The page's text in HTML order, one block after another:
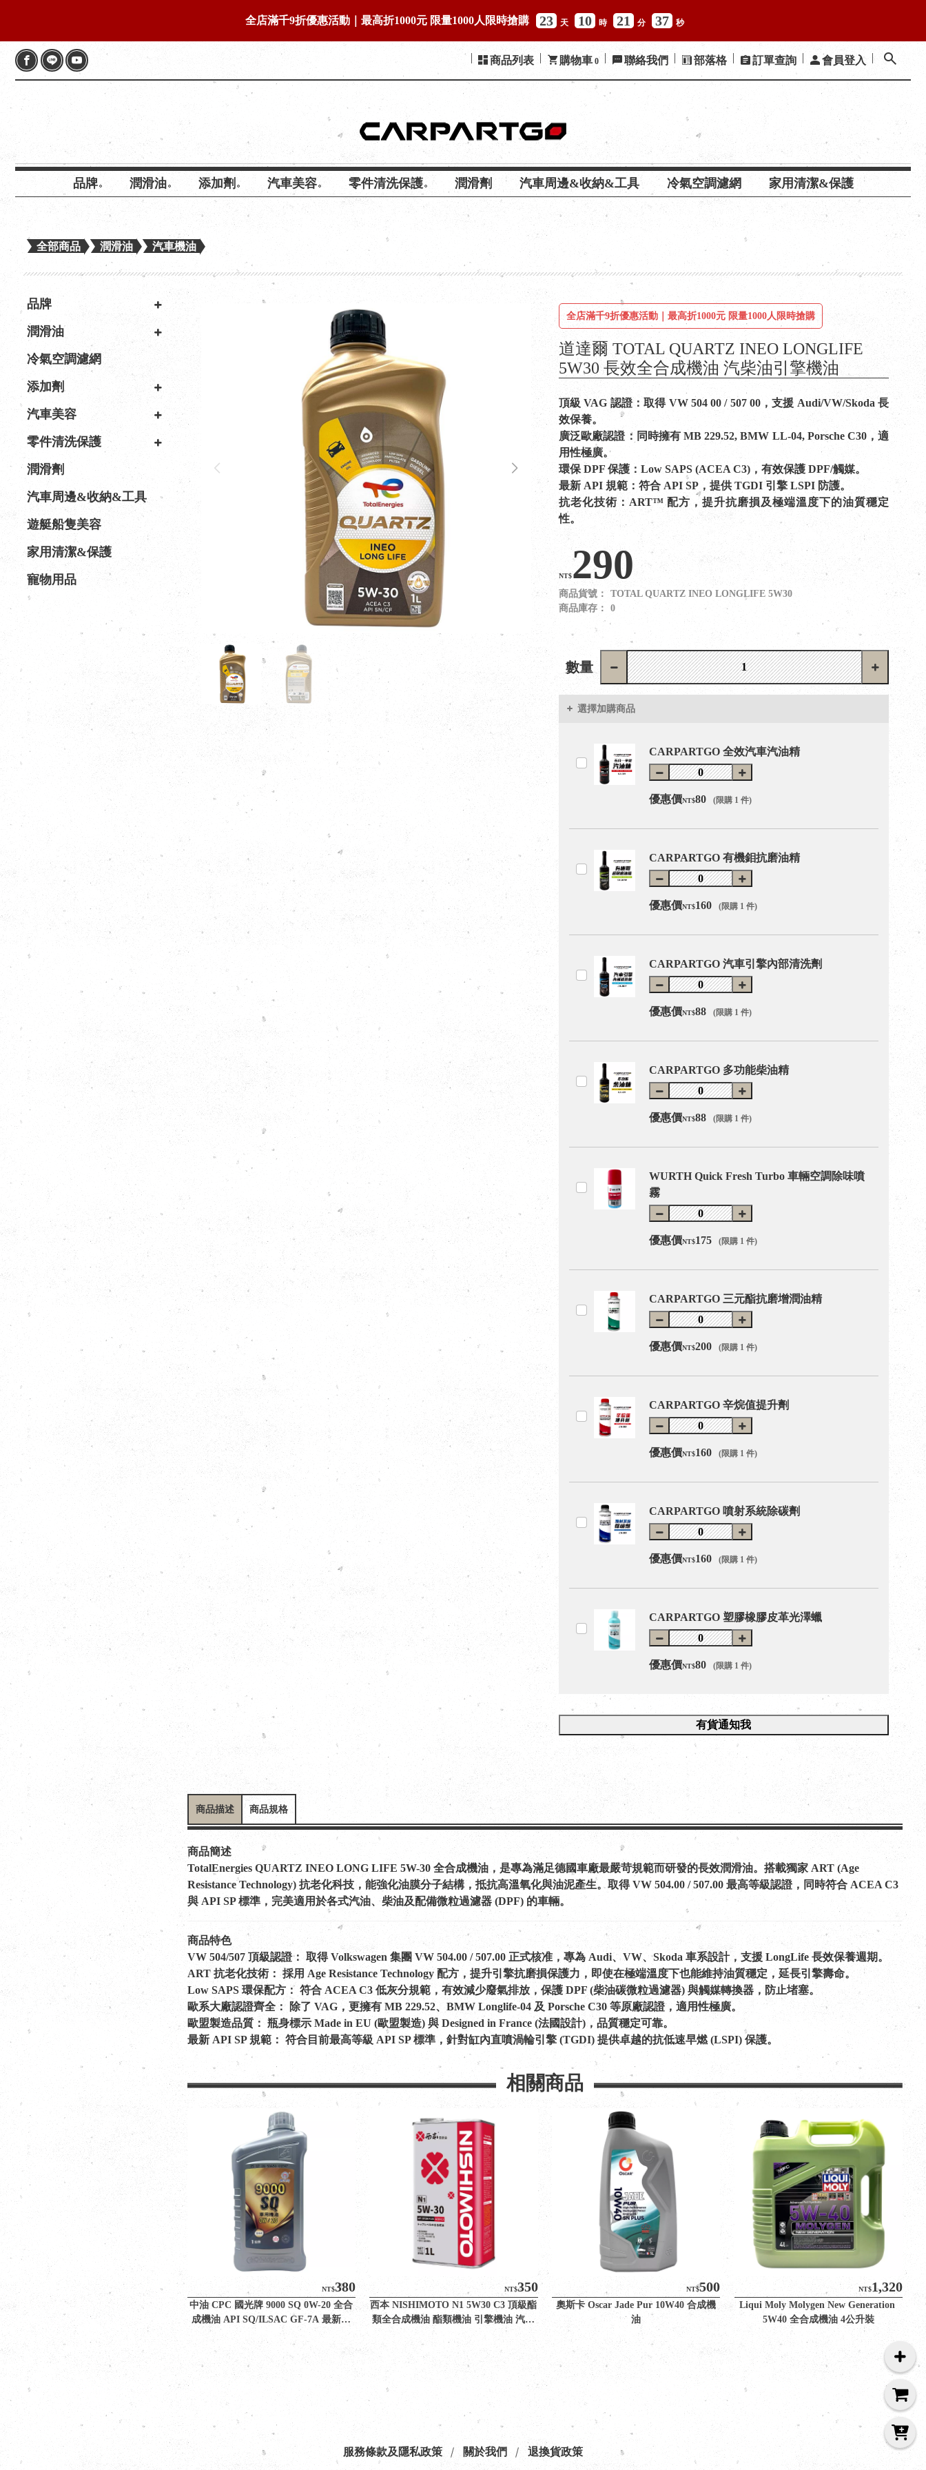
全店滿千9折優惠活動｜最高折1000元 限量1000人限時搶購 23 天 10 時 21 分 36 秒
商品列表 購物車 0 聯絡我們 部落格 訂單查詢 會員登入
品牌 潤滑油 添加劑 汽車美容 零件清洗保護 潤滑劑 汽車周邊&收納&工具 冷氣空調濾網 家用清潔&保護
全部商品 潤滑油 汽車機油
品牌
潤滑油
冷氣空調濾網
添加劑
汽車美容
零件清洗保護
潤滑劑
汽車周邊&收納&工具
遊艇船隻美容
家用清潔&保護
寵物用品
道達爾 TOTAL QUARTZ INEO LONGLIFE
5W30 長效全合成機油 汽柴油引擎機油
全店滿千9折優惠活動｜最高折1000元 限量1000人限時搶購
頂級 VAG 認證：取得 VW 504 00 / 507 00，支援 Audi/VW/Skoda 長
效保養。
廣泛歐廠認證：同時擁有 MB 229.52, BMW LL-04, Porsche C30，適
用性極廣。
環保 DPF 保護：Low SAPS (ACEA C3)，有效保護 DPF/觸媒。
最新 API 規範：符合 API SP，提供 TGDI 引擎 LSPI 防護。
抗老化技術：ART™ 配方，提升抗磨損及極端溫度下的油質穩定
性。
NT$290
商品貨號：
TOTAL QUARTZ INEO LONGLIFE 5W30
商品庫存：
0
數量
選擇加購商品
CARPARTGO 全效汽車汽油精
優惠價NT$80 (限購 1 件)
CARPARTGO 有機鉬抗磨油精
優惠價NT$160 (限購 1 件)
CARPARTGO 汽車引擎內部清洗劑
優惠價NT$88 (限購 1 件)
CARPARTGO 多功能柴油精
優惠價NT$88 (限購 1 件)
WURTH Quick Fresh Turbo 車輛空調除味噴
霧
優惠價NT$175 (限購 1 件)
CARPARTGO 三元酯抗磨增潤油精
優惠價NT$200 (限購 1 件)
CARPARTGO 辛烷值提升劑
優惠價NT$160 (限購 1 件)
CARPARTGO 噴射系統除碳劑
優惠價NT$160 (限購 1 件)
CARPARTGO 塑膠橡膠皮革光澤蠟
優惠價NT$80 (限購 1 件)
有貨通知我
商品描述 商品規格
商品簡述
TotalEnergies QUARTZ INEO LONG LIFE 5W-30 全合成機油，是專為滿足德國車廠最嚴苛規範而研發的長效潤滑油。搭載獨家 ART (Age
Resistance Technology) 抗老化科技，能強化油膜分子結構，抵抗高溫氧化與油泥產生。取得 VW 504.00 / 507.00 最高等級認證，同時符合 ACEA C3
與 API SP 標準，完美適用於各式汽油、柴油及配備微粒過濾器 (DPF) 的車輛。
商品特色
VW 504/507 頂級認證： 取得 Volkswagen 集團 VW 504.00 / 507.00 正式核准，專為 Audi、VW、Skoda 車系設計，支援 LongLife 長效保養週期。
ART 抗老化技術： 採用 Age Resistance Technology 配方，提升引擎抗磨損保護力，即使在極端溫度下也能維持油質穩定，延長引擎壽命。
Low SAPS 環保配方： 符合 ACEA C3 低灰分規範，有效減少廢氣排放，保護 DPF (柴油碳微粒過濾器) 與觸媒轉換器，防止堵塞。
歐系大廠認證齊全： 除了 VAG，更擁有 MB 229.52、BMW Longlife-04 及 Porsche C30 等原廠認證，適用性極廣。
歐盟製造品質： 瓶身標示 Made in EU (歐盟製造) 與 Designed in France (法國設計)，品質穩定可靠。
最新 API SP 規範： 符合目前最高等級 API SP 標準，針對缸內直噴渦輪引擎 (TGDI) 提供卓越的抗低速早燃 (LSPI) 保護。
相關商品
NT$380
中油 CPC 國光牌 9000 SQ 0W-20 全合
成機油 API SQ/ILSAC GF-7A 最新標
NT$350
西本 NISHIMOTO N1 5W30 C3 頂級酯
類全合成機油 酯類機油 引擎機油 汽柴
NT$500
奧斯卡 Oscar Jade Pur 10W40 合成機
油
NT$1,320
Liqui Moly Molygen New Generation
5W40 全合成機油 4公升裝
服務條款及隱私政策 關於我們 退換貨政策